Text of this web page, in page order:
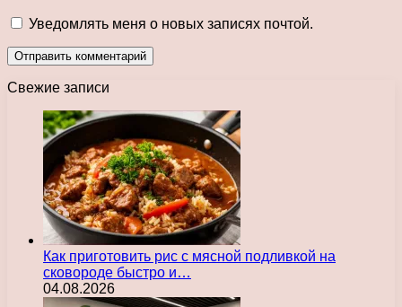
Уведомлять меня о новых записях почтой.
Свежие записи
Как приготовить рис с мясной подливкой на
сковороде быстро и…
04.08.2026